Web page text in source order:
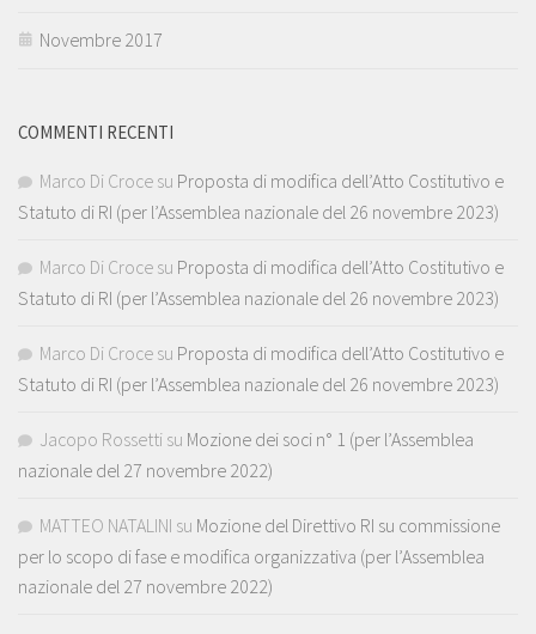
Novembre 2017
COMMENTI RECENTI
Marco Di Croce su Proposta di modifica dell’Atto Costitutivo e
Statuto di RI (per l’Assemblea nazionale del 26 novembre 2023)
Marco Di Croce su Proposta di modifica dell’Atto Costitutivo e
Statuto di RI (per l’Assemblea nazionale del 26 novembre 2023)
Marco Di Croce su Proposta di modifica dell’Atto Costitutivo e
Statuto di RI (per l’Assemblea nazionale del 26 novembre 2023)
Jacopo Rossetti su Mozione dei soci n° 1 (per l’Assemblea
nazionale del 27 novembre 2022)
MATTEO NATALINI su Mozione del Direttivo RI su commissione
per lo scopo di fase e modifica organizzativa (per l’Assemblea
nazionale del 27 novembre 2022)